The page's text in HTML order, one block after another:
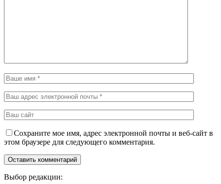
Сохраните мое имя, адрес электронной почты и веб-сайт в
этом браузере для следующего комментария.
Выбор редакции: